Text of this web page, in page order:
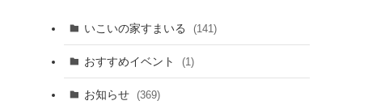
いこいの家すまいる (141)
おすすめイベント (1)
お知らせ (369)